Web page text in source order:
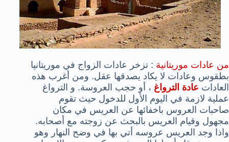
من عادات موريتانية : تزخر عادات الزواج في موريتانيا
بطقوس وعادات لا يكاد يصدقها عقل. ومن أغرب هذه
العادات عادة الترواغ ، أو حجب العروسة. و الترواغ
عملية لازمة في اليوم الأول للدخول حيث تقوم
صاحبات العروس باخفائها عن العريس في مكان
مجهول وقيام العريس بالبحث عن زوجته مع أصحابه.
واذا وجد العريس عروسه أتي بها في وضح النهار وهو